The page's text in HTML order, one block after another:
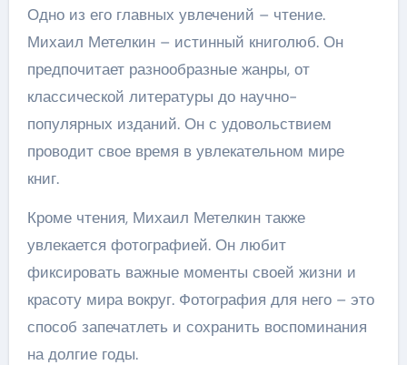
Одно из его главных увлечений – чтение.
Михаил Метелкин – истинный книголюб. Он
предпочитает разнообразные жанры, от
классической литературы до научно-
популярных изданий. Он с удовольствием
проводит свое время в увлекательном мире
книг.
Кроме чтения, Михаил Метелкин также
увлекается фотографией. Он любит
фиксировать важные моменты своей жизни и
красоту мира вокруг. Фотография для него – это
способ запечатлеть и сохранить воспоминания
на долгие годы.